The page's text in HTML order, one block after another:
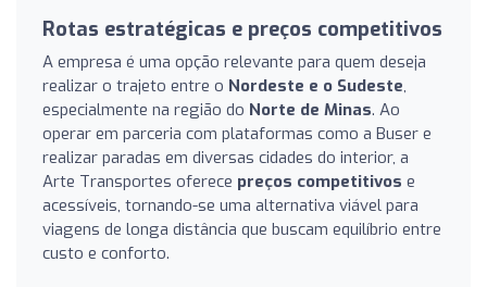
Rotas estratégicas e preços competitivos
A empresa é uma opção relevante para quem deseja
realizar o trajeto entre o Nordeste e o Sudeste,
especialmente na região do Norte de Minas. Ao
operar em parceria com plataformas como a Buser e
realizar paradas em diversas cidades do interior, a
Arte Transportes oferece preços competitivos e
acessíveis, tornando-se uma alternativa viável para
viagens de longa distância que buscam equilíbrio entre
custo e conforto.